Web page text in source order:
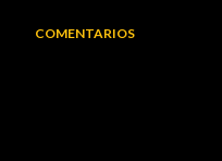
COMENTARIOS